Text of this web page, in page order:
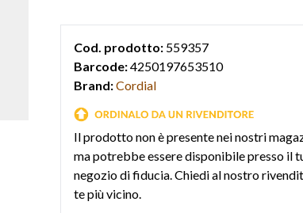
Cod. prodotto: 559357
Barcode:4250197653510
Brand:Cordial
Il prodotto non è presente nei nostri
ma potrebbe essere disponibile presso il
negozio di fiducia. Chiedi al nostro
te più vicino.